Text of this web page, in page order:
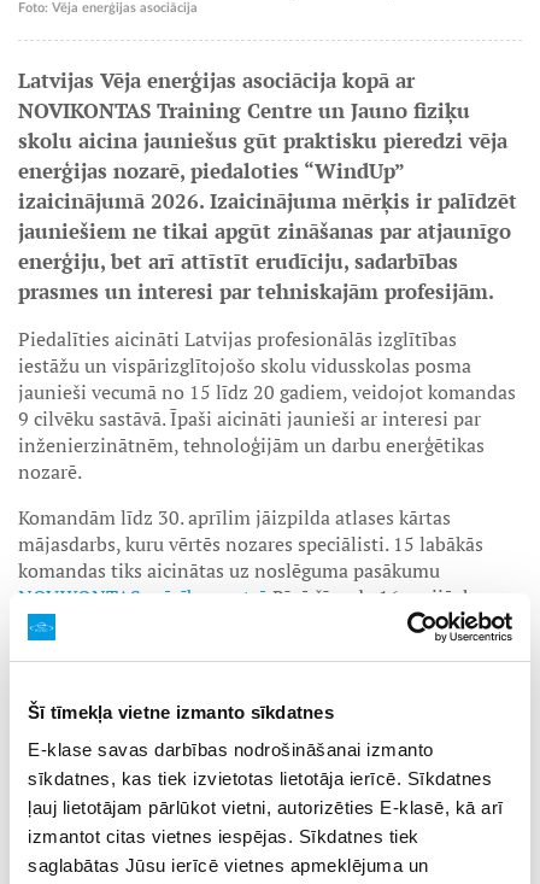
Šī tīmekļa vietne izmanto sīkdatnes
E-klase savas darbības nodrošināšanai izmanto
sīkdatnes, kas tiek izvietotas lietotāja ierīcē. Sīkdatnes
ļauj lietotājam pārlūkot vietni, autorizēties E-klasē, kā arī
izmantot citas vietnes iespējas. Sīkdatnes tiek
saglabātas Jūsu ierīcē vietnes apmeklējuma un
Foto: Vēja enerģijas asociācija
Latvijas Vēja enerģijas asociācija kopā ar
NOVIKONTAS Training Centre un Jauno fiziķu
skolu aicina jauniešus gūt praktisku pieredzi vēja
enerģijas nozarē, piedaloties “WindUp”
izaicinājumā 2026. Izaicinājuma mērķis ir palīdzēt
jauniešiem ne tikai apgūt zināšanas par atjaunīgo
enerģiju, bet arī attīstīt erudīciju, sadarbības
prasmes un interesi par tehniskajām profesijām.
Piedalīties aicināti Latvijas profesionālās izglītības
iestāžu un vispārizglītojošo skolu vidusskolas posma
jaunieši vecumā no 15 līdz 20 gadiem, veidojot komandas
9 cilvēku sastāvā. Īpaši aicināti jaunieši ar interesi par
inženierzinātnēm, tehnoloģijām un darbu enerģētikas
nozarē.
Komandām līdz 30. aprīlim jāizpilda atlases kārtas
mājasdarbs, kuru vērtēs nozares speciālisti. 15 labākās
komandas tiks aicinātas uz noslēguma pasākumu
NOVIKONTAS mācību centrā Rīgā šī gada 16.maijā, kur
piedalīsies praktiskos uzdevumos:
Veiks uzdevumus ar elektronikas un fizikas
Risinās problēmsituācijas un tehniskus
izaicinājumus;
Piedalīsies uzdevumos, kas saistīti ar darbu augstumā
un drošību;
Demonstrēs pirmās palīdzības sniegšanas prasmes
gan uz sauzemes, gan ūdenī;